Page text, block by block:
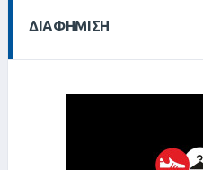
ΔΙΑΦΉΜΙΣΗ